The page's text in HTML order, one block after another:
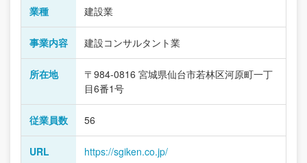
業種 建設業
事業内容 建設コンサルタント業
所在地
〒984-0816 宮城県仙台市若林区河原町一丁
目6番1号
従業員数 56
URL https://sgiken.co.jp/